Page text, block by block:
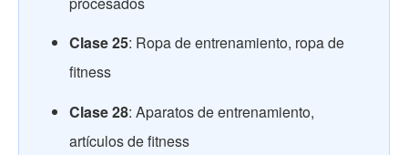
Clase 25: Ropa de entrenamiento, ropa de
fitness
Clase 28: Aparatos de entrenamiento,
artículos de fitness